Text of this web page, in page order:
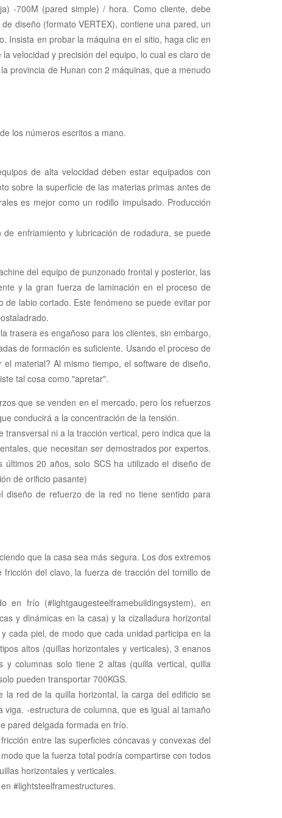
-700M (pared simple) / hora. Como cliente, debe
diseño (formato VERTEX), contiene una pared, un
Insista en probar la máquina en el sitio, haga clic en
velocidad y precisión del equipo, lo cual es claro de
provincia de Hunan con 2 máquinas, que a menudo
los números escritos a mano.
de alta velocidad deben estar equipados con
sobre la superficie de las materias primas antes de
es mejor como un rodillo impulsado. Producción
enfriamiento y lubricación de rodadura, se puede
del equipo de punzonado frontal y posterior, las
y la gran fuerza de laminación en el proceso de
labio cortado. Este fenómeno se puede evitar por
trasera es engañoso para los clientes, sin embargo,
de formación es suficiente. Usando el proceso de
material? Al mismo tiempo, el software de diseño,
tal cosa como "apretar".
que se venden en el mercado, pero los refuerzos
conducirá a la concentración de la tensión.
transversal ni a la tracción vertical, pero indica que la
que necesitan ser demostrados por expertos.
20 años, solo SCS ha utilizado el diseño de
de orificio pasante)
diseño de refuerzo de la red no tiene sentido para
que la casa sea más segura. Los dos extremos
del clavo, la fuerza de tracción del tornillo de
en frío (#lightgaugesteelframebuildingsystem), en
y dinámicas en la casa) y la cizalladura horizontal
cada piel, de modo que cada unidad participa en la
altos (quillas horizontales y verticales), 3 enanos
y columnas solo tiene 2 altas (quilla vertical, quilla
pueden transportar 700KGS.
red de la quilla horizontal, la carga del edificio se
-estructura de columna, que es igual al tamaño
pared delgada formada en frío.
entre las superficies cóncavas y convexas del
que la fuerza total podría compartirse con todos
horizontales y verticales.
#lightsteelframestructures.